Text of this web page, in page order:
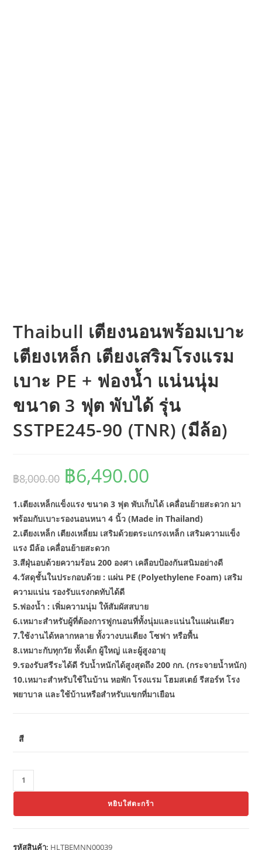
Thaibull เตียงนอนพร้อมเบาะ
เตียงเหล็ก เตียงเสริมโรงแรม
เบาะ PE + ฟองน้ำ แน่นนุ่ม
ขนาด 3 ฟุต พับได้ รุ่น
SSTPE245-90 (TNR) (มีล้อ)
฿8,000.00
Original
price
was:
฿6,490.00
1.เตียงเหล็กแข็งแรง ขนาด 3 ฟุต พับเก็บได้ เคลื่อนย้ายสะดวก มา
พร้อมกับเบาะรองนอนหนา 4 นิ้ว (Made in Thailand)
2.เตียงเหล็ก เตียงเหลี่ยม เสริมด้วยตระแกรงเหล็ก เสริมความแข็ง
แรง มีล้อ เคลื่อนย้ายสะดวก
3.สีฝุ่นอบด้วยความร้อน 200 องศา เคลือบป้องกันสนิมอย่างดี
4.วัสดุชั้นในประกอบด้วย : แผ่น PE (Polyethylene Foam) เสริม
ความแน่น รองรับแรงกดทับได้ดี
5.ฟองน้ำ : เพิ่มความนุ่ม ให้สัมผัสสบาย
6.เหมาะสำหรับผู้ที่ต้องการฟูกนอนที่ทั้งนุ่มและแน่นในแผ่นเดียว
7.ใช้งานได้หลากหลาย ทั้งวางบนเตียง โซฟา หรือพื้น
8.เหมาะกับทุกวัย ทั้งเด็ก ผู้ใหญ่ และผู้สูงอายุ
9.รองรับสรีระได้ดี รับน้ำหนักได้สูงสุดถึง 200 กก. (กระจายน้ำหนัก)
10.เหมาะสำหรับใช้ในบ้าน หอพัก โรงแรม โฮมสเตย์ รีสอร์ท โรง
พยาบาล และใช้บ้านหรือสำหรับแขกที่มาเยือน
สี
จำนวน
Thaibull
หยิบใส่ตะกร้า
รหัสสินค้า: HLTBEMNN00039